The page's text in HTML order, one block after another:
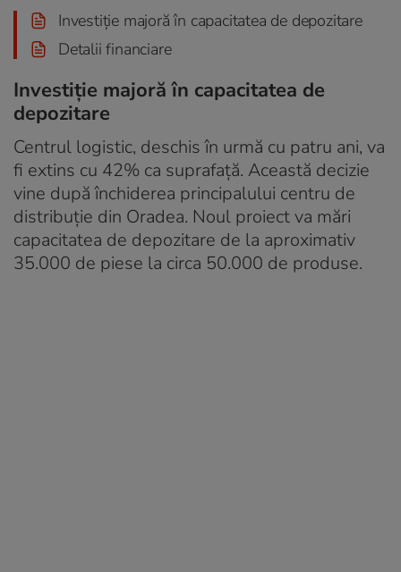
Investiție majoră în capacitatea de depozitare
Detalii financiare
Investiție majoră în capacitatea de
depozitare
Centrul logistic, deschis în urmă cu patru ani, va
fi extins cu 42% ca suprafață. Această decizie
vine după închiderea principalului centru de
distribuție din Oradea. Noul proiect va mări
capacitatea de depozitare de la aproximativ
35.000 de piese la circa 50.000 de produse.